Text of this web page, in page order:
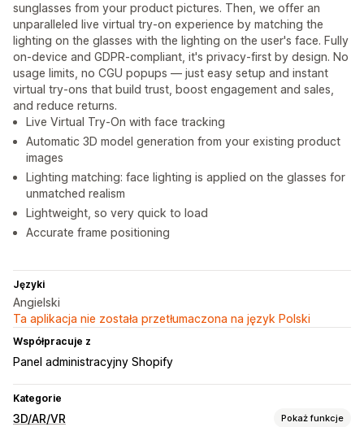
sunglasses from your product pictures. Then, we offer an
unparalleled live virtual try-on experience by matching the
lighting on the glasses with the lighting on the user's face. Fully
on-device and GDPR-compliant, it's privacy-first by design. No
usage limits, no CGU popups — just easy setup and instant
virtual try-ons that build trust, boost engagement and sales,
and reduce returns.
Live Virtual Try-On with face tracking
Automatic 3D model generation from your existing product
images
Lighting matching: face lighting is applied on the glasses for
unmatched realism
Lightweight, so very quick to load
Accurate frame positioning
Języki
Angielski
Ta aplikacja nie została przetłumaczona na język Polski
Współpracuje z
Panel administracyjny Shopify
Kategorie
3D/AR/VR Pokaż funkcje